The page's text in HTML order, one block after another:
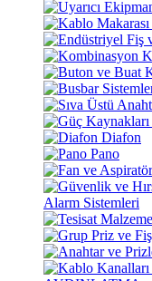
Diafon
Pano
Alarm Sistemleri